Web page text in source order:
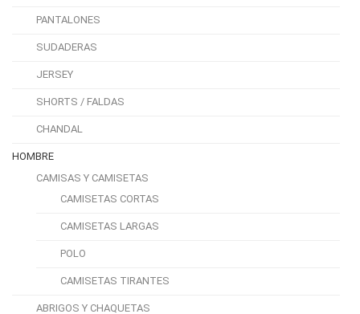
PANTALONES
SUDADERAS
JERSEY
SHORTS / FALDAS
CHANDAL
HOMBRE
CAMISAS Y CAMISETAS
CAMISETAS CORTAS
CAMISETAS LARGAS
POLO
CAMISETAS TIRANTES
ABRIGOS Y CHAQUETAS